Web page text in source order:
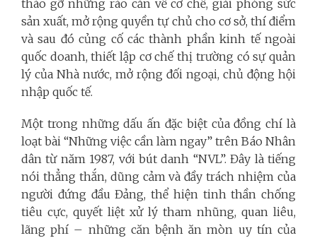
tháo gỡ những rào cản về cơ chế, giải phóng sức
sản xuất, mở rộng quyền tự chủ cho cơ sở, thí điểm
và sau đó củng cố các thành phần kinh tế ngoài
quốc doanh, thiết lập cơ chế thị trường có sự quản
lý của Nhà nước, mở rộng đối ngoại, chủ động hội
nhập quốc tế.
Một trong những dấu ấn đặc biệt của đồng chí là
loạt bài “Những việc cần làm ngay” trên Báo Nhân
dân từ năm 1987, với bút danh “NVL”. Đây là tiếng
nói thẳng thắn, dũng cảm và đầy trách nhiệm của
người đứng đầu Đảng, thể hiện tinh thần chống
tiêu cực, quyết liệt xử lý tham nhũng, quan liêu,
lãng phí – những căn bệnh ăn mòn uy tín của